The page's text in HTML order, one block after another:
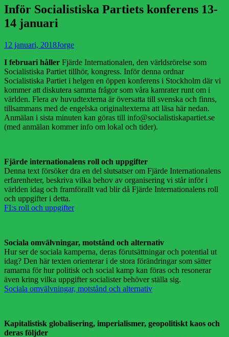
Inför Socialistiska Partiets konferens 13-
14 januari
Publicerad
12 januari, 2018Författare
Jorge
I februari håller Fjärde Internationalen, den världsrörelse som
Socialistiska Partiet tillhör, kongress. Inför denna ordnar
Socialistiska Partiet i helgen en öppen konferens i Stockholm där vi
kommer att diskutera samma frågor som våra kamrater runt om i
världen. Flera av huvudtexterna är översatta till svenska och finns,
tillsammans med de engelska originaltexterna att läsa här nedan.
Anmälan i sista minuten kan göras till info@socialistiskapartiet.se
(med anmälan kommer info om lokal och tider).
Fjärde internationalens roll och uppgifter
Denna text försöker dra en del slutsatser om Fjärde Internationalens
erfarenheter, beskriva vilka behov av organisering vi står inför i
världen idag och framförallt vad blir då Fjärde Internationalens roll
och uppgifter i detta.
FI:s roll och uppgifter
Sociala omvälvningar, motstånd och alternativ
Hur ser de sociala kamperna, deras förutsättningar och potential ut
idag? Den här texten orienterar i de stora förändringar som sätter
ramarna för hur politisk och social kamp kan föras och resonerar
även kring vilka uppgifter socialister behöver ställa sig.
Sociala omvälvningar, motstånd och alternativ
Kapitalistisk globalisering, imperialismer, geopolitiskt kaos och
deras följder